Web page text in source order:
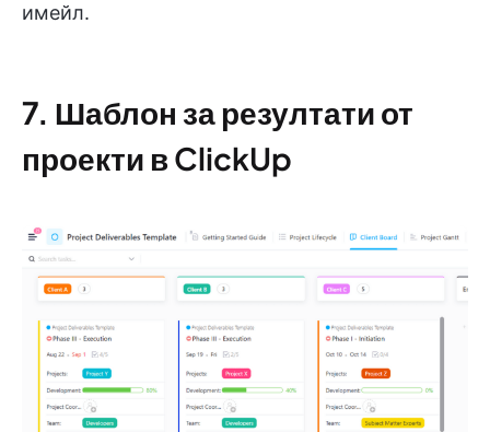
имейл.
7. Шаблон за резултати от
проекти в ClickUp